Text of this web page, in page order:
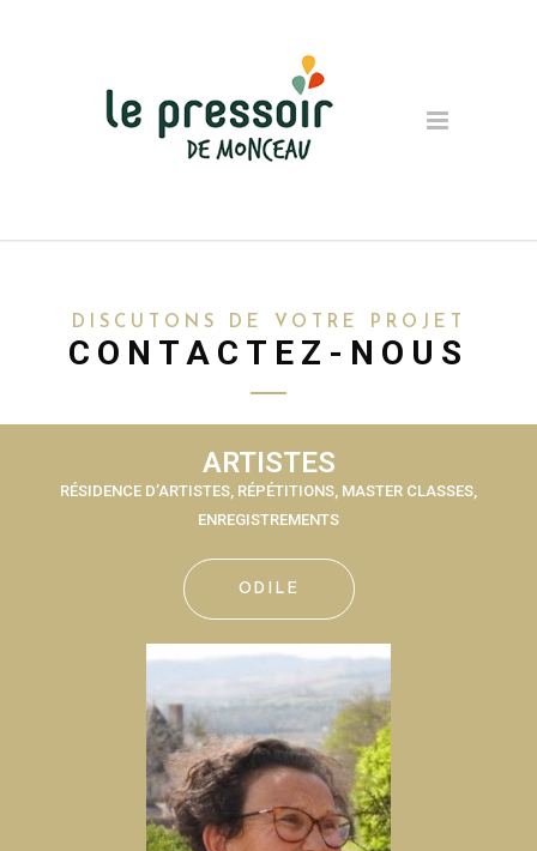
DISCUTONS DE VOTRE PROJET
CONTACTEZ-NOUS
ARTISTES
RÉSIDENCE D’ARTISTES, RÉPÉTITIONS, MASTER CLASSES,
ENREGISTREMENTS
ODILE